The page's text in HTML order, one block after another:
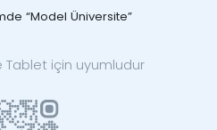
“Model Üniversite”
Tablet için uyumludur